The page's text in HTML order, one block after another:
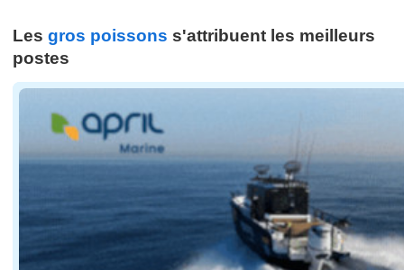
Les gros poissons s'attribuent les meilleurs
postes